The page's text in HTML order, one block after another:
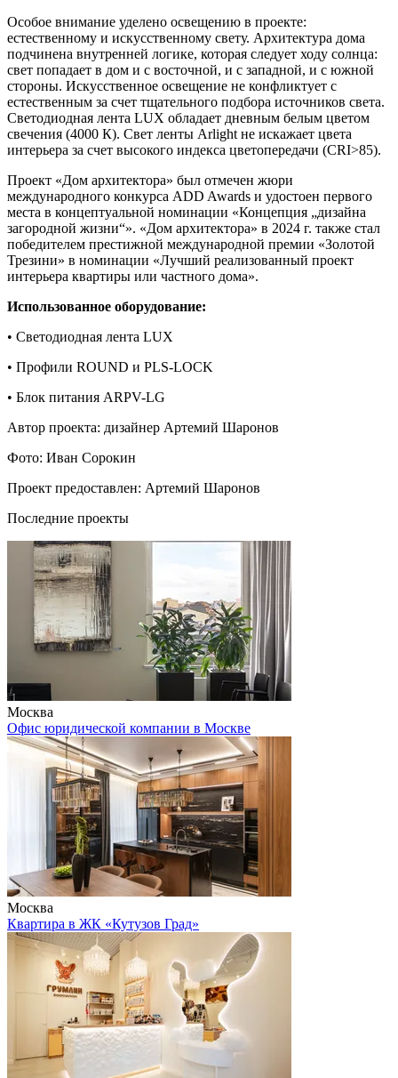
Особое внимание уделено освещению в проекте:
естественному и искусственному свету. Архитектура дома
подчинена внутренней логике, которая следует ходу солнца:
свет попадает в дом и с восточной, и с западной, и с южной
стороны. Искусственное освещение не конфликтует с
естественным за счет тщательного подбора источников света.
Светодиодная лента LUX обладает дневным белым цветом
свечения (4000 К). Свет ленты Arlight не искажает цвета
интерьера за счет высокого индекса цветопередачи (CRI>85).
Проект «Дом архитектора» был отмечен жюри
международного конкурса ADD Awards и удостоен первого
места в концептуальной номинации «Концепция „дизайна
загородной жизни“». «Дом архитектора» в 2024 г. также стал
победителем престижной международной премии «Золотой
Трезини» в номинации «Лучший реализованный проект
интерьера квартиры или частного дома».
Использованное оборудование:
• Светодиодная лента LUX
• Профили ROUND и PLS-LOCK
• Блок питания ARPV-LG
Автор проекта: дизайнер Артемий Шаронов
Фото: Иван Сорокин
Проект предоставлен: Артемий Шаронов
Последние проекты
Москва
Офис юридической компании в Москве
Москва
Квартира в ЖК «Кутузов Град»